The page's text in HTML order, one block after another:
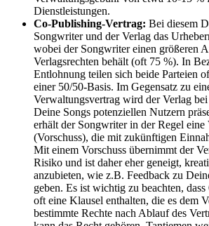
Dienstleistungen.
Co-Publishing-Vertrag: Bei diesem
Songwriter und der Verlag das
wobei der Songwriter einen größeren
Verlagsrechten behält (oft 75 %). In
Entlohnung teilen sich beide Parteien
einer 50/50-Basis. Im Gegensatz zu
Verwaltungsvertrag wird der Verlag
Deine Songs potenziellen Nutzern
erhält der Songwriter in der Regel eine
(Vorschuss), die mit zukünftigen
Mit einem Vorschuss übernimmt der
Risiko und ist daher eher geneigt,
anzubieten, wie z.B. Feedback zu
geben. Es ist wichtig zu beachten,
oft eine Klausel enthalten, die es dem
bestimmte Rechte nach Ablauf des